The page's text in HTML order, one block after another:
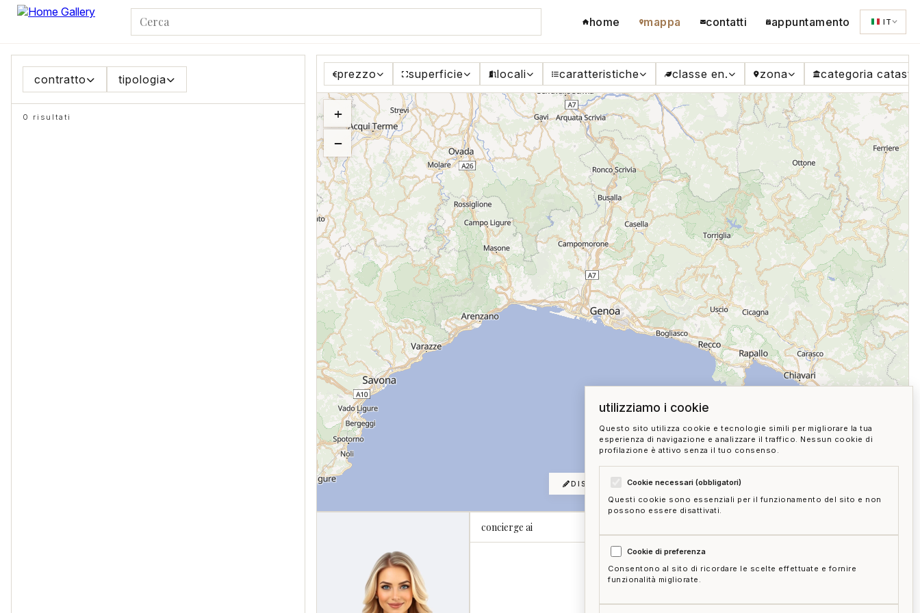
home mappa contatti appuntamento IT
contratto tipologia
0 risultati
prezzo superficie locali caratteristiche classe en. zona categoria
+
−
DISEGNA SU MAPPA
concierge ai
utilizziamo i cookie
Questo sito utilizza cookie e tecnologie simili per migliorare la tua
esperienza di navigazione e analizzare il traffico. Nessun cookie di
profilazione è attivo senza il tuo consenso.
Cookie necessari (obbligatori)
Questi cookie sono essenziali per il funzionamento del sito e non
possono essere disattivati.
Cookie di preferenza
Consentono al sito di ricordare le scelte effettuate e fornire
funzionalità migliorate.